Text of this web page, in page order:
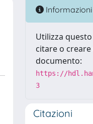
Informazioni
Utilizza
citare o
documento:
https://
3
Citazioni